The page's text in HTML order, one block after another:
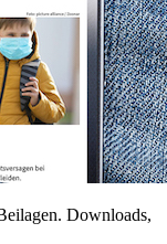
Downloads,